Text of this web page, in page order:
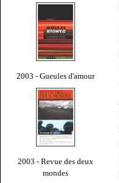
2003 - Gueules d'amour
2003 - Revue des deux
mondes